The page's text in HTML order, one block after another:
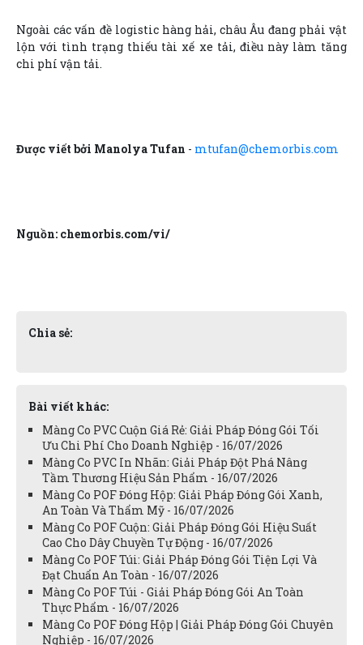
Ngoài các vấn đề logistic hàng hải, châu Âu đang phải vật
lộn với tình trạng thiếu tài xế xe tải, điều này làm tăng
chi phí vận tải.
Được viết bởi Manolya Tufan - mtufan@chemorbis.com
Nguồn: chemorbis.com/vi/
Chia sẻ:
Bài viết khác:
Màng Co PVC Cuộn Giá Rẻ: Giải Pháp Đóng Gói Tối
Ưu Chi Phí Cho Doanh Nghiệp - 16/07/2026
Màng Co PVC In Nhãn: Giải Pháp Đột Phá Nâng
Tầm Thương Hiệu Sản Phẩm - 16/07/2026
Màng Co POF Đóng Hộp: Giải Pháp Đóng Gói Xanh,
An Toàn Và Thẩm Mỹ - 16/07/2026
Màng Co POF Cuộn: Giải Pháp Đóng Gói Hiệu Suất
Cao Cho Dây Chuyền Tự Động - 16/07/2026
Màng Co POF Túi: Giải Pháp Đóng Gói Tiện Lợi Và
Đạt Chuẩn An Toàn - 16/07/2026
Màng Co POF Túi - Giải Pháp Đóng Gói An Toàn
Thực Phẩm - 16/07/2026
Màng Co POF Đóng Hộp | Giải Pháp Đóng Gói Chuyên
Nghiệp - 16/07/2026